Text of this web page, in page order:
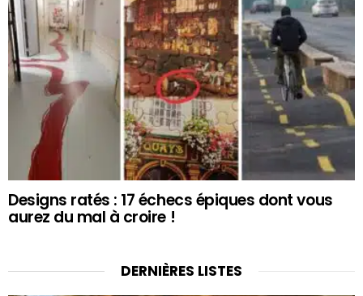
Designs ratés : 17 échecs épiques dont vous
aurez du mal à croire !
DERNIÈRES LISTES